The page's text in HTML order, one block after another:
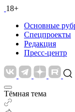
18+
Основные
Спецпроекты
Редакция
Пресс-центр
Тёмная тема